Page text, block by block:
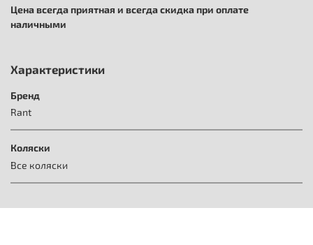
Цена всегда приятная и всегда скидка при оплате
наличными
Характеристики
Бренд
Rant
Коляски
Все коляски